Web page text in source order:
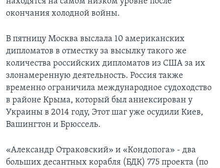
окончания холодной войны.
В пятницу Москва выслала 10 американских
дипломатов в отместку за высылку такого же
количества российских дипломатов из США за их
злонамеренную деятельность. Россия также
временно ограничила международное судоходство
в районе Крыма, который был аннексирован у
Украины в 2014 году, Этот шаг уже осудили Киев,
Вашингтон и Брюссель.
«Александр Отраковский» и «Кондопога» - два
больших десантных корабля (БДК) 775 проекта (по